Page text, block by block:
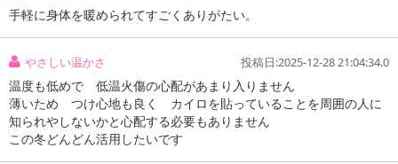
了により、商品詳細内に記載の原産国・原材料の表記が旧表記の場
あらかじめご了承いただいた上でお申込みください。なお、本理由
によるお申込み後のキャンセル・返品交換は対応いたしかねます。
【お支払いについて】
※送料はお試し費用に含まれております。
手軽に身体を暖められてすごくありがたい。
やさしい温かさ 投稿日:2025-12-28 21:04:34.0
温度も低めで 低温火傷の心配があまり入りません
薄いため つけ心地も良く カイロを貼っていることを周囲の人に
知られやしないかと心配する必要もありません
この冬どんどん活用したいです